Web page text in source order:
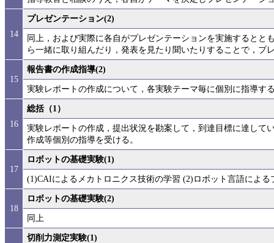
14
プレゼンテーション(2)
同上，および実際に各自がプレゼンテーションを実施するとと
ら一緒に取り組んだり，発表を見たり聞いたりすることで，プ
15
報告書の作成指導(2)
実験レポートの作成について，各実験テーマ毎に個別に指導す
16
総括（1）
実験レポートの作成，提出状況を勘案して，到達目標に達して
作成等個別の指導を受ける。
17
ロボットの基礎実験(1)
(1)CAIによるメカトロニクス技術の学習 (2)ロボット言語による
18
ロボットの基礎実験(2)
同上
切削力測定実験(1)